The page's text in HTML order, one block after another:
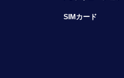
SIMカード